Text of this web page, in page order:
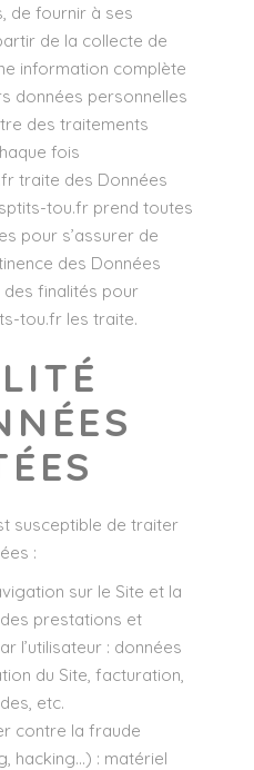
de fournir à ses
de la collecte de
information complète
données personnelles
des traitements
fois
traite des Données
tou.fr prend toutes
pour s’assurer de
des Données
finalités pour
tou.fr les traite.
susceptible de traiter
:
sur le Site et la
prestations et
l’utilisateur : données
du Site, facturation,
etc.
contre la fraude
hacking…) : matériel